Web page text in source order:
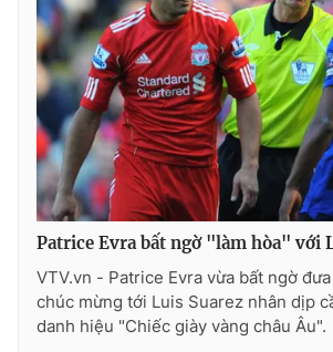
Patrice Evra bất ngờ "làm hòa" với
VTV.vn - Patrice Evra vừa bất ngờ
chúc mừng tới Luis Suarez nhân dịp
danh hiệu "Chiếc giày vàng châu Âu".